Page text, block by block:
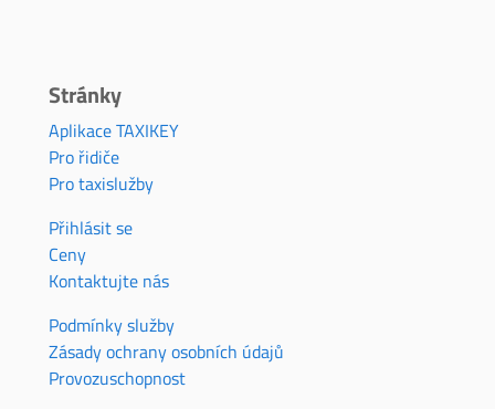
Stránky
Aplikace TAXIKEY
Pro řidiče
Pro taxislužby
Přihlásit se
Ceny
Kontaktujte nás
Podmínky služby
Zásady ochrany osobních údajů
Provozuschopnost